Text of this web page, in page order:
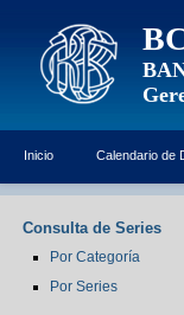
Inicio Calendario de
Consulta de Series
Por Categoría
Por Series